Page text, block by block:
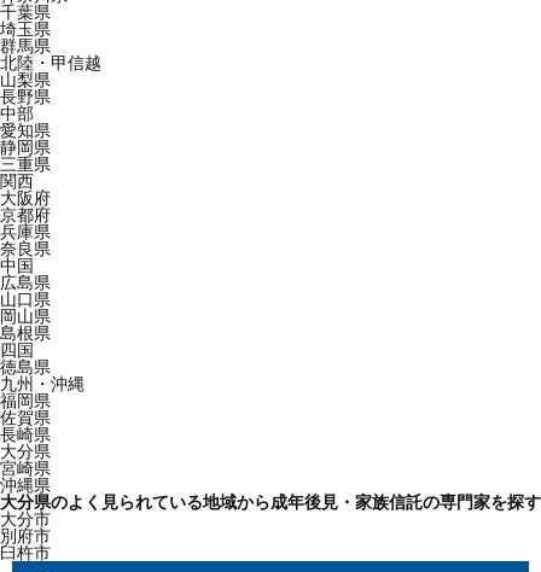
千葉県
埼玉県
群馬県
北陸・甲信越
山梨県
長野県
中部
愛知県
静岡県
三重県
関西
大阪府
京都府
兵庫県
奈良県
中国
広島県
山口県
岡山県
島根県
四国
徳島県
九州・沖縄
福岡県
佐賀県
長崎県
大分県
宮崎県
沖縄県
大分県のよく見られている地域から成年後見・家族信託の専門家を探す
大分市
別府市
臼杵市